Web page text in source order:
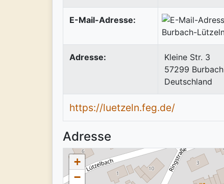
E-Mail-Adresse:
Adresse:
Kleine Str. 3
57299 Burbach
Deutschland
https://luetzeln.feg.de/
Adresse
+
−